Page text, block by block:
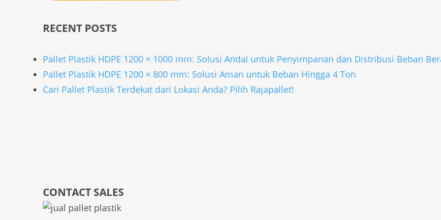
RECENT POSTS
Pallet Plastik HDPE 1200 × 1000 mm: Solusi Andal untuk Penyimpanan dan Distribusi Beban
Pallet Plastik HDPE 1200 × 800 mm: Solusi Aman untuk Beban Hingga 4 Ton
Cari Pallet Plastik Terdekat dari Lokasi Anda? Pilih Rajapallet!
CONTACT SALES